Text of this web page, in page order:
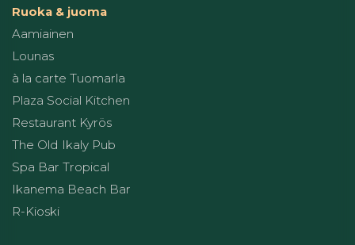
Ruoka & juoma
Aamiainen
Lounas
à la carte Tuomarla
Plaza Social Kitchen
Restaurant Kyrös
The Old Ikaly Pub
Spa Bar Tropical
Ikanema Beach Bar
R-Kioski